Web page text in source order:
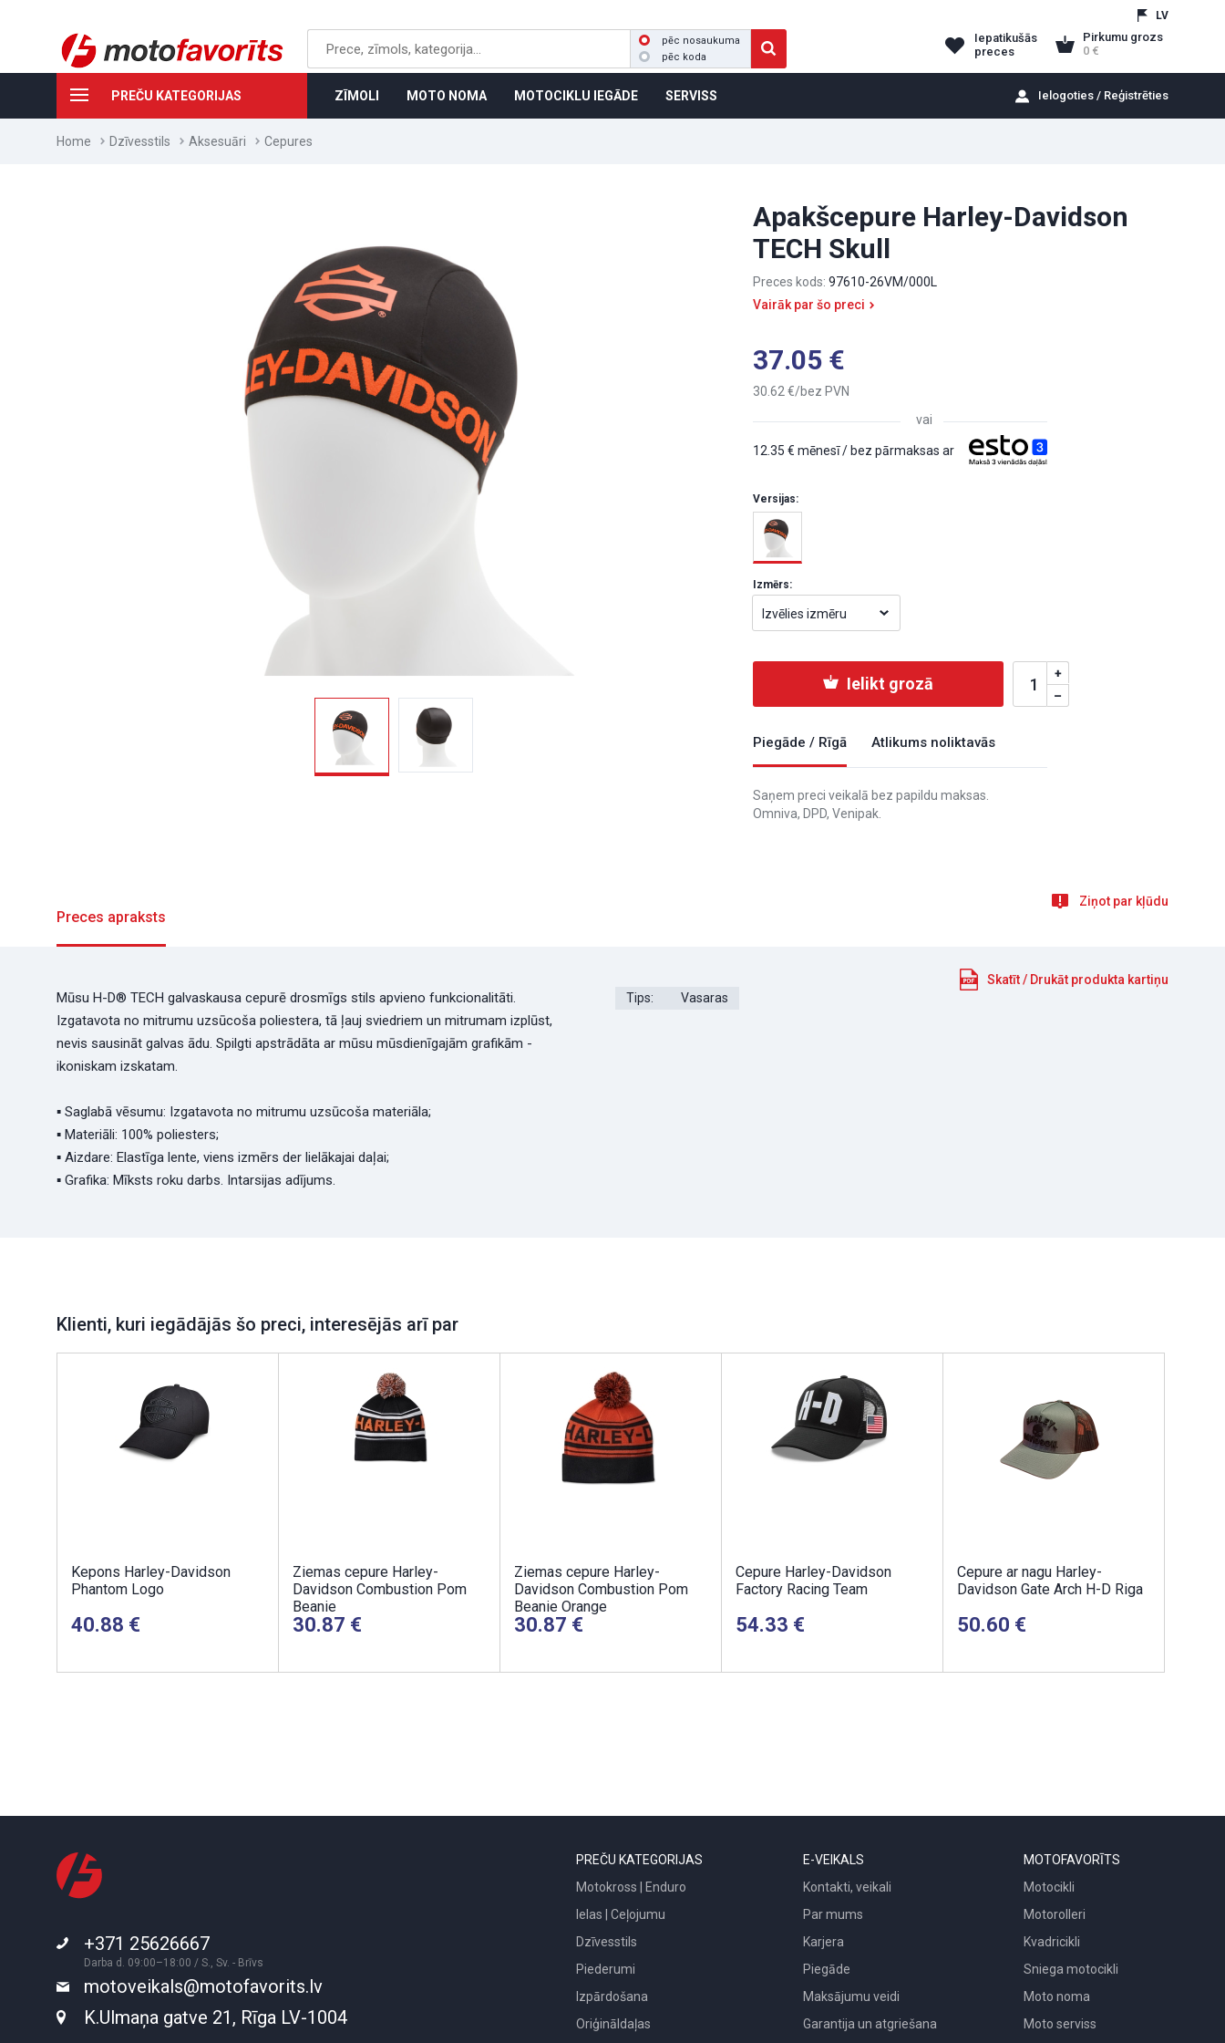
LV
Iepatikušās
preces
Pirkumu grozs
0
pēc nosaukuma
pēc koda
Ielogoties / Reģistrēties
PREČU KATEGORIJAS ZĪMOLI MOTO NOMA MOTOCIKLU IEGĀDE SERVISS
Home Dzīvesstils Aksesuāri Cepures
Apakšcepure Harley-Davidson
TECH Skull
Preces kods: 97610-26VM/000L
Vairāk par šo preci
37.05
30.62
bez PVN
vai
12.35 mēnesī / bez pārmaksas ar
Versijas:
Izmērs:
Izvēlies izmēru
Ielikt grozā
Piegāde / Rīgā Atlikums noliktavās
Saņem preci veikalā bez papildu maksas.
Omniva, DPD, Venipak.
Ziņot par kļūdu
Skatīt / Drukāt produkta kartiņu
Preces apraksts
Mūsu H-D® TECH galvaskausa cepurē drosmīgs stils apvieno funkcionalitāti.
Izgatavota no mitrumu uzsūcoša poliestera, tā ļauj sviedriem un mitrumam izplūst,
nevis sausināt galvas ādu. Spilgti apstrādāta ar mūsu mūsdienīgajām grafikām -
ikoniskam izskatam.
▪ Saglabā vēsumu: Izgatavota no mitrumu uzsūcoša materiāla;
▪ Materiāli: 100% poliesters;
▪ Aizdare: Elastīga lente, viens izmērs der lielākajai daļai;
▪ Grafika: Mīksts roku darbs. Intarsijas adījums.
Tips: Vasaras
Klienti, kuri iegādājās šo preci, interesējās arī par
Kepons Harley-Davidson
Phantom Logo
40.88
Ziemas cepure Harley-
Davidson Combustion Pom
Beanie
30.87
Ziemas cepure Harley-
Davidson Combustion Pom
Beanie Orange
30.87
Cepure Harley-Davidson
Factory Racing Team
54.33
Cepure ar nagu Harley-
Davidson Gate Arch H-D Riga
50.60
+371 25626667
Darba d. 09:00–18:00 / S., Sv. - Brīvs
motoveikals@motofavorits.lv
K.Ulmaņa gatve 21, Rīga LV-1004
PREČU KATEGORIJAS
Motokross | Enduro
Ielas | Ceļojumu
Dzīvesstils
Piederumi
Izpārdošana
Oriģināldaļas
E-VEIKALS
Kontakti, veikali
Par mums
Karjera
Piegāde
Maksājumu veidi
Garantija un atgriešana
MOTOFAVORĪTS
Motocikli
Motorolleri
Kvadricikli
Sniega motocikli
Moto noma
Moto serviss